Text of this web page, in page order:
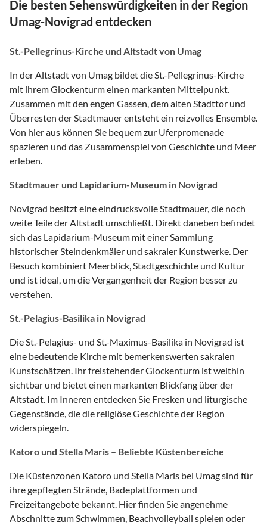
Die besten Sehenswürdigkeiten in der Region
Umag-Novigrad entdecken
St.-Pellegrinus-Kirche und Altstadt von Umag
In der Altstadt von Umag bildet die St.-Pellegrinus-Kirche
mit ihrem Glockenturm einen markanten Mittelpunkt.
Zusammen mit den engen Gassen, dem alten Stadttor und
Überresten der Stadtmauer entsteht ein reizvolles Ensemble.
Von hier aus können Sie bequem zur Uferpromenade
spazieren und das Zusammenspiel von Geschichte und Meer
erleben.
Stadtmauer und Lapidarium-Museum in Novigrad
Novigrad besitzt eine eindrucksvolle Stadtmauer, die noch
weite Teile der Altstadt umschließt. Direkt daneben befindet
sich das Lapidarium-Museum mit einer Sammlung
historischer Steindenkmäler und sakraler Kunstwerke. Der
Besuch kombiniert Meerblick, Stadtgeschichte und Kultur
und ist ideal, um die Vergangenheit der Region besser zu
verstehen.
St.-Pelagius-Basilika in Novigrad
Die St.-Pelagius- und St.-Maximus-Basilika in Novigrad ist
eine bedeutende Kirche mit bemerkenswerten sakralen
Kunstschätzen. Ihr freistehender Glockenturm ist weithin
sichtbar und bietet einen markanten Blickfang über der
Altstadt. Im Inneren entdecken Sie Fresken und liturgische
Gegenstände, die die religiöse Geschichte der Region
widerspiegeln.
Katoro und Stella Maris – Beliebte Küstenbereiche
Die Küstenzonen Katoro und Stella Maris bei Umag sind für
ihre gepflegten Strände, Badeplattformen und
Freizeitangebote bekannt. Hier finden Sie angenehme
Abschnitte zum Schwimmen, Beachvolleyball spielen oder